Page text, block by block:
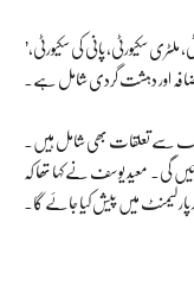
’سکیورٹی پالیسی میں ملک کی معیشت کی سکیورٹی، فوڈ سکیورٹی، ملٹری سکیورٹی، پانی کی سکیورٹی،
ممالک سے تعلقات بھی شامل ہیں۔
گی۔ معید یوسف نے کہا تھا کہ
پارلیمنٹ میں پیش کیا جائے گا۔